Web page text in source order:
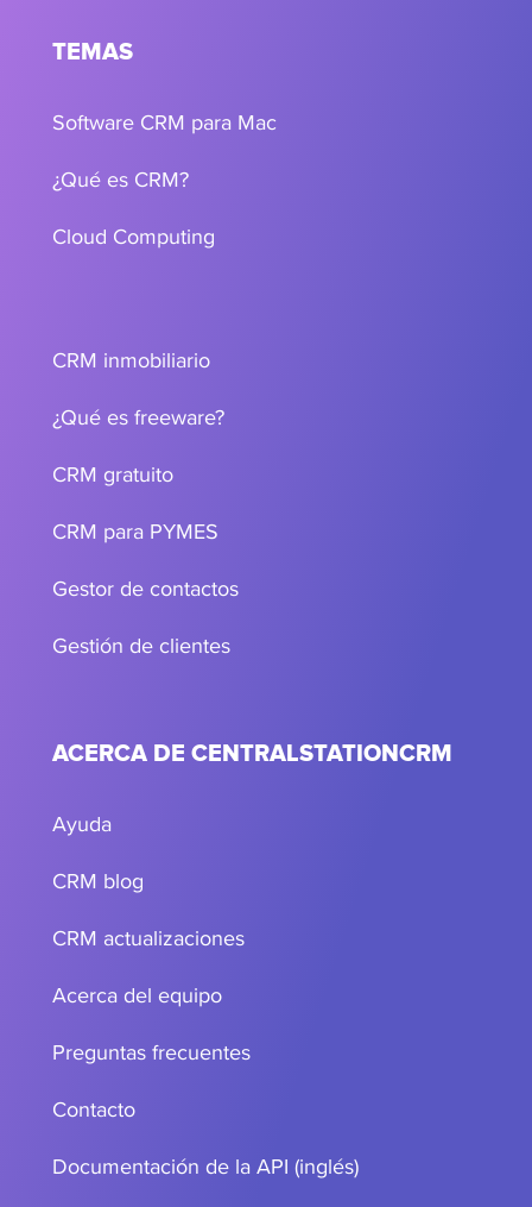
TEMAS
Software CRM para Mac
¿Qué es CRM?
Cloud Computing
CRM inmobiliario
¿Qué es freeware?
CRM gratuito
CRM para PYMES
Gestor de contactos
Gestión de clientes
ACERCA DE CENTRALSTATIONCRM
Ayuda
CRM blog
CRM actualizaciones
Acerca del equipo
Preguntas frecuentes
Contacto
Documentación de la API (inglés)